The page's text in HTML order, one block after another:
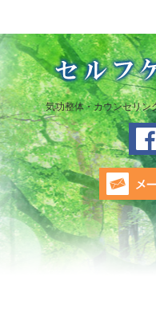
気功整体・カウンセリン